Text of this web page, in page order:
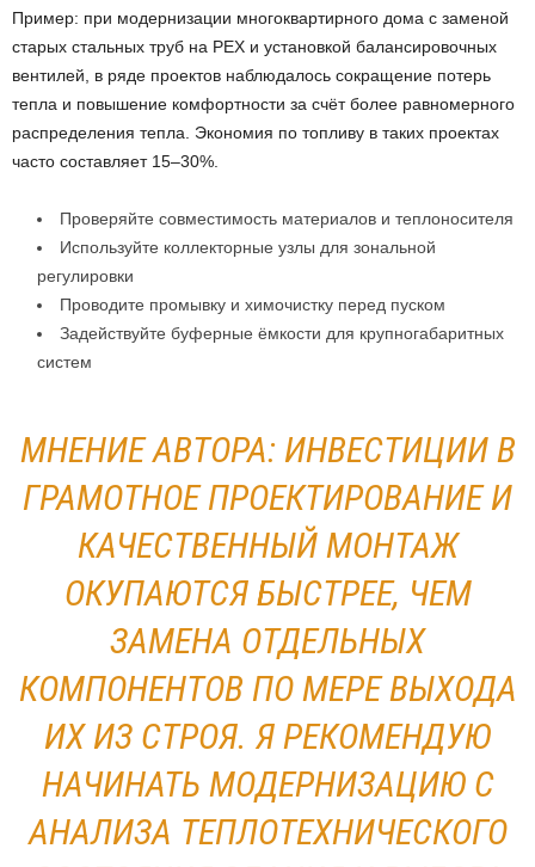
Пример: при модернизации многоквартирного дома с заменой
старых стальных труб на PEX и установкой балансировочных
вентилей, в ряде проектов наблюдалось сокращение потерь
тепла и повышение комфортности за счёт более равномерного
распределения тепла. Экономия по топливу в таких проектах
часто составляет 15–30%.
Проверяйте совместимость материалов и теплоносителя
Используйте коллекторные узлы для зональной
регулировки
Проводите промывку и химочистку перед пуском
Задействуйте буферные ёмкости для крупногабаритных
систем
МНЕНИЕ АВТОРА: ИНВЕСТИЦИИ В
ГРАМОТНОЕ ПРОЕКТИРОВАНИЕ И
КАЧЕСТВЕННЫЙ МОНТАЖ
ОКУПАЮТСЯ БЫСТРЕЕ, ЧЕМ
ЗАМЕНА ОТДЕЛЬНЫХ
КОМПОНЕНТОВ ПО МЕРЕ ВЫХОДА
ИХ ИЗ СТРОЯ. Я РЕКОМЕНДУЮ
НАЧИНАТЬ МОДЕРНИЗАЦИЮ С
АНАЛИЗА ТЕПЛОТЕХНИЧЕСКОГО